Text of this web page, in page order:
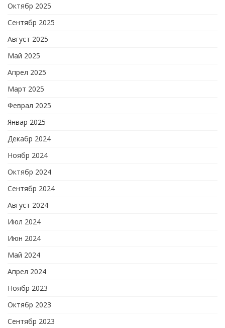
Октябр 2025
Сентябр 2025
Август 2025
Май 2025
Апрел 2025
Март 2025
Феврал 2025
Январ 2025
Декабр 2024
Ноябр 2024
Октябр 2024
Сентябр 2024
Август 2024
Июл 2024
Июн 2024
Май 2024
Апрел 2024
Ноябр 2023
Октябр 2023
Сентябр 2023